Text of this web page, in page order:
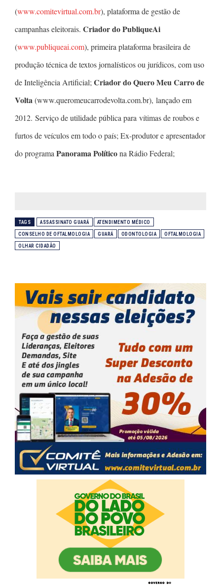
(www.comitevirtual.com.br), plataforma de gestão de
campanhas eleitorais. Criador do PubliqueAi
(www.publiqueai.com), primeira plataforma brasileira de
produção técnica de textos jornalísticos ou jurídicos, com uso
de Inteligência Artificial; Criador do Quero Meu Carro de
Volta(www.queromeucarrodevolta.com.br), lançado em
2012. Serviço de utilidade pública para vítimas de roubos e
furtos de veículos em todo o país; Ex-produtor e apresentador
do programa Panorama Políticona Rádio Federal;
TAGS ASSASSINATO GUARÁ ATENDIMENTO MÉDICO
CONSELHO DE OFTALMOLOGIA GUARÁ ODONTOLOGIA OFTALMOLOGIA
OLHAR CIDADÃO